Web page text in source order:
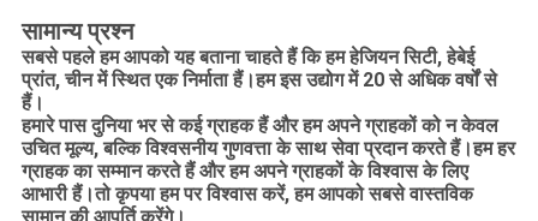
सामान्य प्रश्न
सबसे पहले हम आपको यह बताना चाहते हैं कि हम हेजियन सिटी, हेबेई
प्रांत, चीन में स्थित एक निर्माता हैं।हम इस उद्योग में 20 से अधिक वर्षों से
हैं।
हमारे पास दुनिया भर से कई ग्राहक हैं और हम अपने ग्राहकों को न केवल
उचित मूल्य, बल्कि विश्वसनीय गुणवत्ता के साथ सेवा प्रदान करते हैं।हम हर
ग्राहक का सम्मान करते हैं और हम अपने ग्राहकों के विश्वास के लिए
आभारी हैं।तो कृपया हम पर विश्वास करें, हम आपको सबसे वास्तविक